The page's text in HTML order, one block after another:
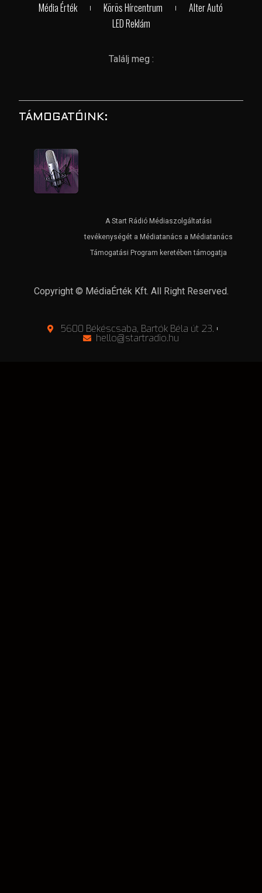
Média Érték Körös Hírcentrum
Alter Autó
LED Reklám
Találj meg :
TÁMOGATÓINK:
A Start Rádió Médiaszolgáltatási
tevékenységét a Médiatanács a Médiatanács
Támogatási Program keretében támogatja
Copyright © MédiaÉrték Kft. All Right Reserved.
5600 Békéscsaba, Bartók Béla út 23.
hello@startradio.hu